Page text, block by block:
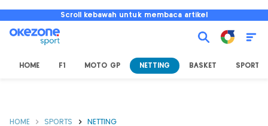
Scroll kebawah untuk membaca artikel
HOME F1 MOTO GP NETTING BASKET SPORT
HOME SPORTS NETTING